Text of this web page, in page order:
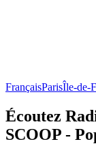
FrançaisParisÎle-de-
Écoutez
SCOOP -